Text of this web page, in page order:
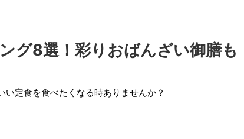
グ8選！彩りおばんざい御膳も
定食を食べたくなる時ありませんか？